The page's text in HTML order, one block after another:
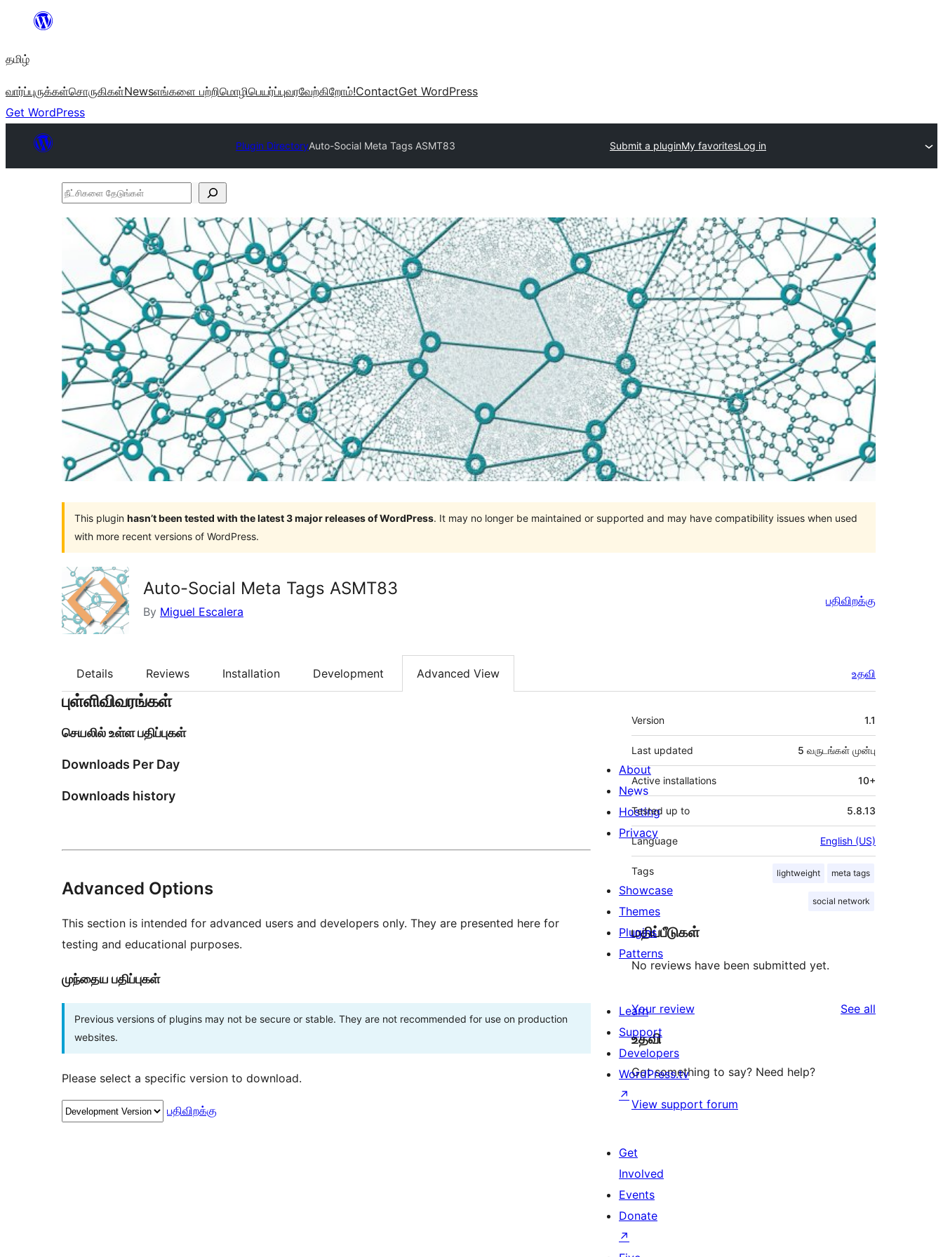
உள்ளடக்கத்திற்கு
தமிழ்
வார்ப்புருக்கள்சொருகிகள்Newsஎங்களை பற்றிமொழிபெயர்ப்புவரவேற்கிறோம்!ContactGet WordPress
Get WordPress
Plugin DirectoryAuto-Social Meta Tags ASMT83 Submit a pluginMy favoritesLog in
நீட்சிகளை
This plugin hasn’t been tested with the latest 3 major releases of WordPress. It may no longer be maintained or supported and may have compatibility issues when used
with more recent versions of WordPress.
Auto-Social Meta Tags ASMT83
By Miguel Escalera
பதிவிறக்கு
Details Reviews Installation Development Advanced View உதவி
புள்ளிவிவரங்கள்
செயலில் உள்ள பதிப்புகள்
Downloads Per Day
Downloads history
Advanced Options
This section is intended for advanced users and developers only. They are presented here for
testing and educational purposes.
முந்தைய பதிப்புகள்
Previous versions of plugins may not be secure or stable. They are not recommended for use on production
websites.
Please select a specific version to download.
பதிவிறக்கு
Meta
Version 1.1
Last updated 5 வருடங்கள் முன்பு
Active installations 10+
Tested up to 5.8.13
Language English (US)
Tags lightweight meta tags
social network
மதிப்பீடுகள்
No reviews have been submitted yet.
Your review See all
உதவி
Got something to say? Need help?
View support forum
About
News
Hosting
Privacy
Showcase
Themes
Plugins
Patterns
Learn
Support
Developers
WordPress.tv
↗
Get
Involved
Events
Donate
↗